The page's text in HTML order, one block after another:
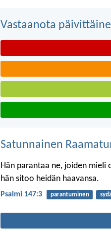
Vastaanota
Satunnainen
Hän parantaa ne, joiden mieli
hän sitoo heidän haavansa.
Psalmi 147:3 parantuminen